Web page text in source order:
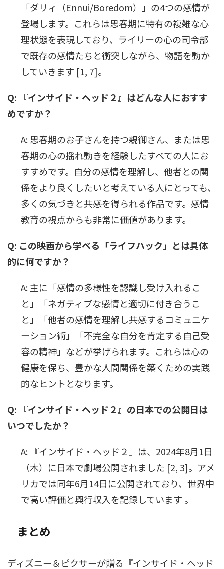
「ダリィ（Ennui/Boredom）」の4つの感情が
登場します。これらは思春期に特有の複雑な心
理状態を表現しており、ライリーの心の司令部
で既存の感情たちと衝突しながら、物語を動か
していきます [1, 7]。
Q: 『インサイド・ヘッド２』はどんな人におすす
めですか？
A: 思春期のお子さんを持つ親御さん、または思
春期の心の揺れ動きを経験したすべての人にお
すすめです。自分の感情を理解し、他者との関
係をより良くしたいと考えている人にとっても、
多くの気づきと共感を得られる作品です。感情
教育の視点からも非常に価値があります。
Q: この映画から学べる「ライフハック」とは具体
的に何ですか？
A: 主に「感情の多様性を認識し受け入れるこ
と」「ネガティブな感情と適切に付き合うこ
と」「他者の感情を理解し共感するコミュニケ
ーション術」「不完全な自分を肯定する自己受
容の精神」などが挙げられます。これらは心の
健康を保ち、豊かな人間関係を築くための実践
的なヒントとなります。
Q: 『インサイド・ヘッド２』の日本での公開日は
いつでしたか？
A: 『インサイド・ヘッド２』は、2024年8月1日
（木）に日本で劇場公開されました [2, 3]。アメ
リカでは同年6月14日に公開されており、世界中
で高い評価と興行収入を記録しています 。
まとめ
ディズニー＆ピクサーが贈る『インサイド・ヘッド